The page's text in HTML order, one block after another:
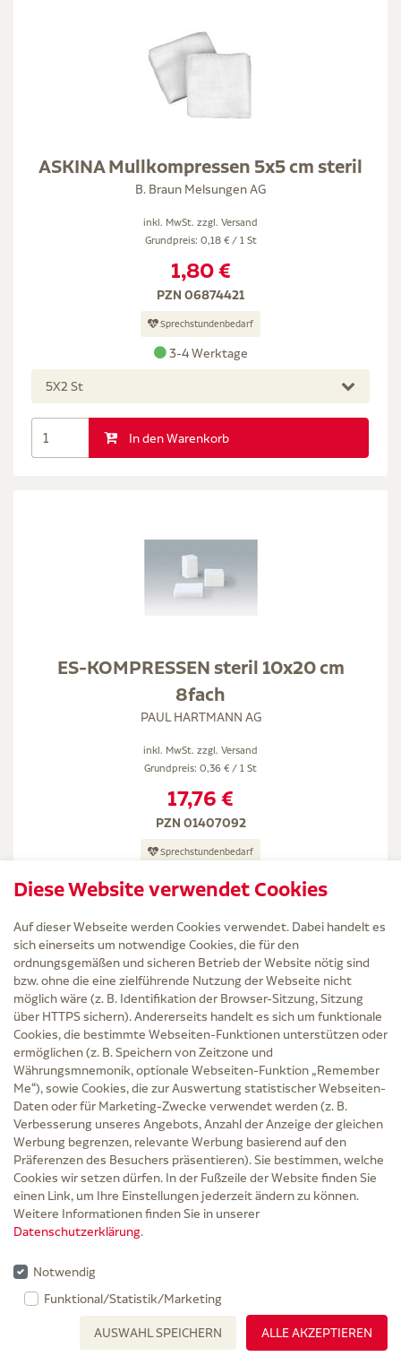
ASKINA Mullkompressen 5x5 cm steril
B. Braun Melsungen AG
inkl. MwSt. zzgl. Versand
Grundpreis: 0,18 € / 1 St
1,80 €
PZN 06874421
Sprechstundenbedarf
3-4 Werktage
5X2 St
In den Warenkorb
ES-KOMPRESSEN steril 10x20 cm
8fach
PAUL HARTMANN AG
inkl. MwSt. zzgl. Versand
Grundpreis: 0,36 € / 1 St
17,76 €
PZN 01407092
Sprechstundenbedarf
3-4 Werktage
In den Warenkorb
ES-KOMPRESSEN steril 5x5 cm 8fach
PAUL HARTMANN AG
6,25 €
Sprechstundenbedarf
Diese Website verwendet Cookies
Auf dieser Webseite werden Cookies verwendet. Dabei handelt es
sich einerseits um notwendige Cookies, die für den
ordnungsgemäßen und sicheren Betrieb der Website nötig sind
bzw. ohne die eine zielführende Nutzung der Webseite nicht
möglich wäre (z. B. Identifikation der Browser-Sitzung, Sitzung
über HTTPS sichern). Andererseits handelt es sich um funktionale
Cookies, die bestimmte Webseiten-Funktionen unterstützen oder
ermöglichen (z. B. Speichern von Zeitzone und
Währungsmnemonik, optionale Webseiten-Funktion „Remember
Me“), sowie Cookies, die zur Auswertung statistischer Webseiten-
Daten oder für Marketing-Zwecke verwendet werden (z. B.
Verbesserung unseres Angebots, Anzahl der Anzeige der gleichen
Werbung begrenzen, relevante Werbung basierend auf den
Präferenzen des Besuchers präsentieren). Sie bestimmen, welche
Cookies wir setzen dürfen. In der Fußzeile der Website finden Sie
einen Link, um Ihre Einstellungen jederzeit ändern zu können.
Weitere Informationen finden Sie in unserer
Datenschutzerklärung.
Notwendig
Funktional/Statistik/Marketing
AUSWAHL SPEICHERN ALLE AKZEPTIEREN